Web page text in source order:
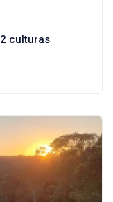
2 culturas